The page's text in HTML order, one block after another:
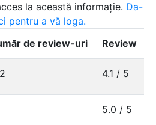
la această informație. Da-
pentru a vă loga.
de review-uri Review
4.1 / 5
5.0 / 5